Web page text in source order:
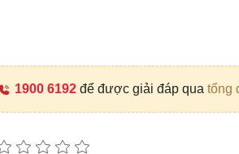
1900 6192để được giải đáp qua tổng